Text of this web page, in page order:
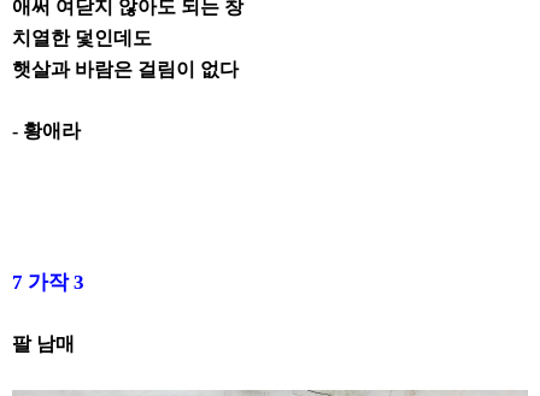
애써 여닫지 않아도 되는 창
치열한 덫인데도
햇살과 바람은 걸림이 없다
- 황애라
7 가작3
팔 남매